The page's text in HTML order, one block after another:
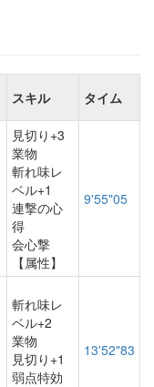
スキル タイム
見切り+3
業物
斬れ味レ
ベル+1
連撃の心
得
会心撃
【属性】
9'55"05
斬れ味レ
ベル+2
業物
見切り+1
弱点特効
13'52"83